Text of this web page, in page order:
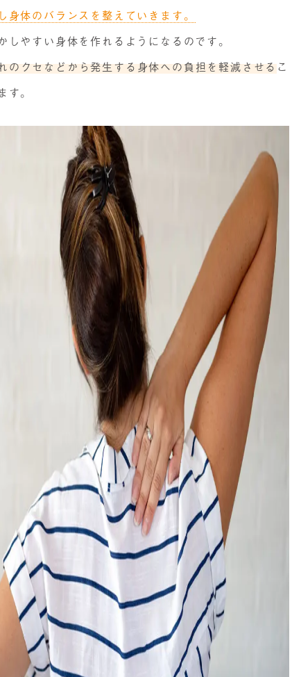
体のバランスを整えていきます。
やすい身体を作れるようになるのです。
のクセなどから発生する身体への負担を軽減させるこ
。